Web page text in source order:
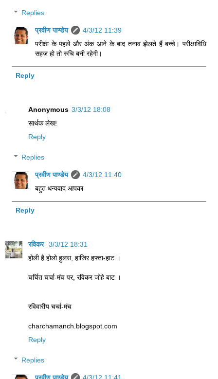
Replies
प्रवीण पाण्डेय
4/3/12 11:39
परीक्षा के पहले और अंक आने के बाद तनाव झेलते हैं बच्चे। परीक्षाविधि
सहज हो तो रुचि बनी रहेगी।
Reply
Anonymous 3/3/12 18:08
सार्थक लेख!
Reply
Replies
प्रवीण पाण्डेय
4/3/12 11:40
बहुत धन्यवाद आपका
Reply
रविकर 3/3/12 18:31
होली है होलो हुलस, हाजिर हफ्ता-हाट ।
चर्चित चर्चा-मंच पर, रविकर जोहे बाट ।
रविवारीय चर्चा-मंच
charchamanch.blogspot.com
Reply
Replies
प्रवीण पाण्डेय
4/3/12 11:41